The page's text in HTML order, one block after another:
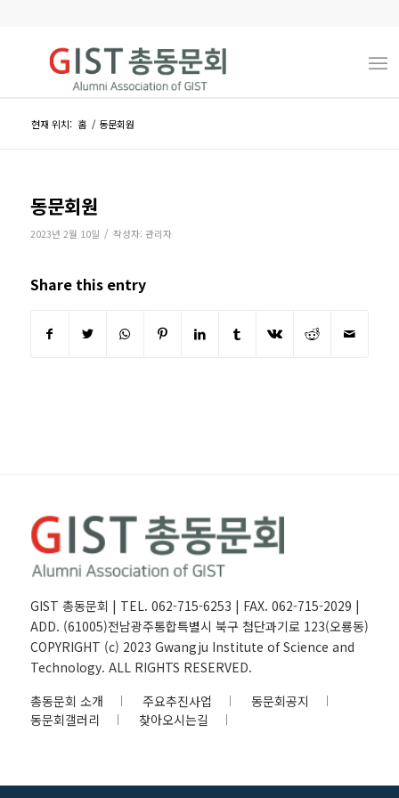
현재 위치: 홈 / 동문회원
동문회원
2023년 2월 10일 / 작성자: 관리자
Share this entry
GIST 총동문회 | TEL. 062-715-6253 | FAX. 062-715-2029 |
ADD. (61005)전남광주통합특별시 북구 첨단과기로 123(오룡동)
COPYRIGHT (c) 2023 Gwangju Institute of Science and
Technology. ALL RIGHTS RESERVED.
총동문회 소개
주요추진사업
동문회공지
동문회갤러리
찾아오시는길